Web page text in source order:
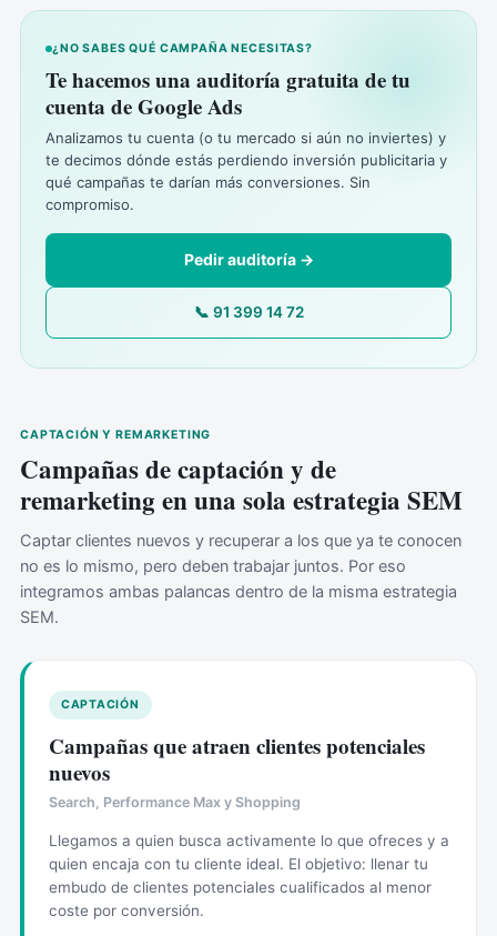
¿NO SABES QUÉ CAMPAÑA NECESITAS?
Te hacemos una auditoría gratuita de tu
cuenta de Google Ads
Analizamos tu cuenta (o tu mercado si aún no inviertes) y
te decimos dónde estás perdiendo inversión publicitaria y
qué campañas te darían más conversiones. Sin
compromiso.
Pedir auditoría →
📞 91 399 14 72
CAPTACIÓN Y REMARKETING
Campañas de captación y de
remarketing en una sola estrategia SEM
Captar clientes nuevos y recuperar a los que ya te conocen
no es lo mismo, pero deben trabajar juntos. Por eso
integramos ambas palancas dentro de la misma estrategia
SEM.
CAPTACIÓN
Campañas que atraen clientes potenciales
nuevos
Search, Performance Max y Shopping
Llegamos a quien busca activamente lo que ofreces y a
quien encaja con tu cliente ideal. El objetivo: llenar tu
embudo de clientes potenciales cualificados al menor
coste por conversión.